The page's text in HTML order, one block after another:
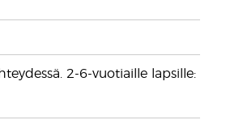
2-6-vuotiaille lapsille: